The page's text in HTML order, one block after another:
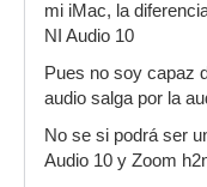
mi iMac, la
NI Audio 10
Pues no soy capaz
audio salga por la
No se si podrá ser
Audio 10 y Zoom